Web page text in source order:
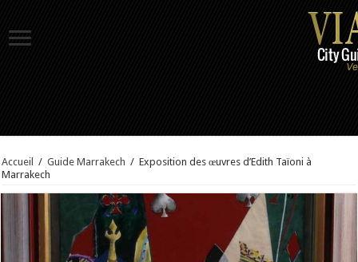
Accueil / Guide Marrakech / Exposition des œuvres d’Edith Taïoni à
Marrakech